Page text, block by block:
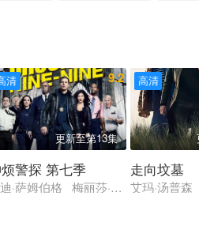
·约翰逊 杰伊·哈灵顿
清 9.2
更新至第13集
警探 第七季
·萨姆伯格 梅丽莎·弗梅洛 泰瑞·
高清
走向坟墓
艾玛·汤普